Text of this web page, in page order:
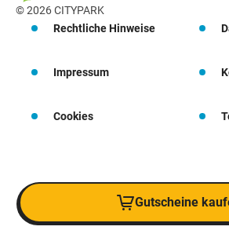
© 2026 CITYPARK
Rechtliche Hinweise
Impressum
Cookies
Gutscheine